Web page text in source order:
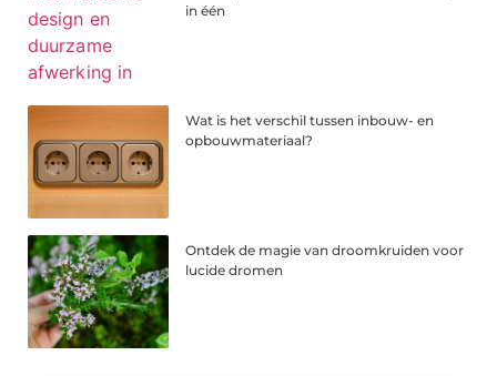
in één
Wat is het verschil tussen inbouw- en
opbouwmateriaal?
Ontdek de magie van droomkruiden voor
lucide dromen